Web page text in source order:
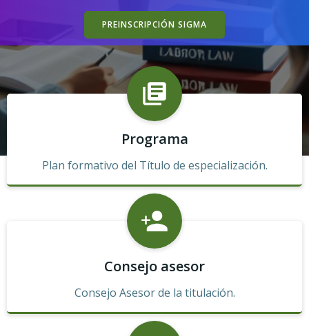
PREINSCRIPCIÓN SIGMA
Programa
Plan formativo del Título de especialización.
Consejo asesor
Consejo Asesor de la titulación.